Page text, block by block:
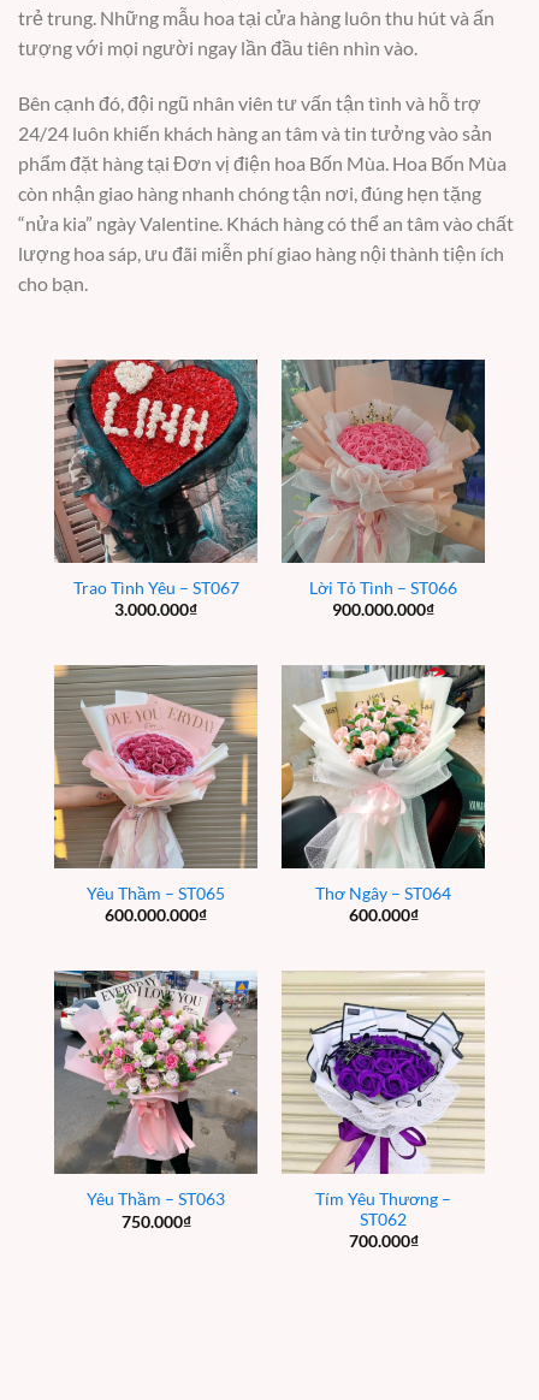
trẻ trung. Những mẫu hoa tại cửa hàng luôn thu hút và ấn
tượng với mọi người ngay lần đầu tiên nhìn vào.
Bên cạnh đó, đội ngũ nhân viên tư vấn tận tình và hỗ trợ
24/24 luôn khiến khách hàng an tâm và tin tưởng vào sản
phẩm đặt hàng tại Đơn vị điện hoa Bốn Mùa. Hoa Bốn Mùa
còn nhận giao hàng nhanh chóng tận nơi, đúng hẹn tặng
“nửa kia” ngày Valentine. Khách hàng có thể an tâm vào chất
lượng hoa sáp, ưu đãi miễn phí giao hàng nội thành tiện ích
cho bạn.
Trao Tình Yêu – ST067
3.000.000₫
Lời Tỏ Tình – ST066
900.000.000₫
Yêu Thầm – ST065
600.000.000₫
Thơ Ngây – ST064
600.000₫
Yêu Thầm – ST063
750.000₫
Tím Yêu Thương –
ST062
700.000₫